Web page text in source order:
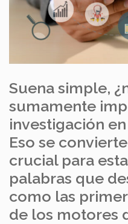
Suena simple,
sumamente
investigación
Eso se
crucial para
palabras que
como las
de los motores